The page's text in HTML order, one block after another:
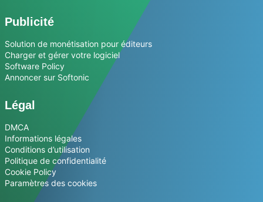
Publicité
Solution de monétisation pour éditeurs
Charger et gérer votre logiciel
Software Policy
Annoncer sur Softonic
Légal
DMCA
Informations légales
Conditions d’utilisation
Politique de confidentialité
Cookie Policy
Paramètres des cookies